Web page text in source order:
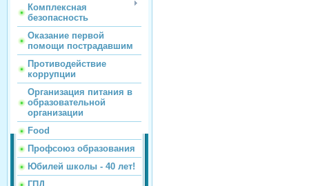
Комплексная
безопасность
Оказание первой
помощи пострадавшим
Противодействие
коррупции
Организация питания в
образовательной
организации
Food
Профсоюз образования
Юбилей школы - 40 лет!